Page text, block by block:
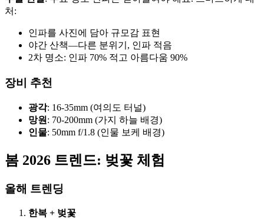
처:
인파를 사진에 담아 규모감 표현
야간 산책—다른 분위기, 인파 적음
2차 명소: 인파 70% 적고 아름다움 90%
장비 추천
광각: 16-35mm (여의도 터널)
망원 : 70-200mm (가지 하늘 배경)
인물: 50mm f/1.8 (인물 보케 배경)
봄 2026 트렌드: 벚꽃 체험
올해 트렌딩
한복 + 벚꽃